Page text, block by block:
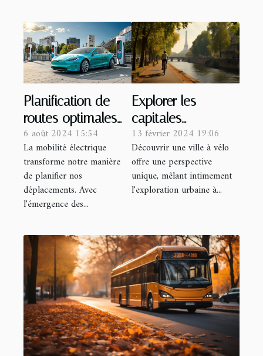
Planification de
routes optimales
avec des voitures
électriques en
location
6 août 2024 15:54
La mobilité électrique
transforme notre manière
de planifier nos
déplacements. Avec
l'émergence des...
Explorer les
capitales
européennes en
vélo : un guide
pour les
cyclotouristes
13 février 2024 19:06
Découvrir une ville à vélo
offre une perspective
unique, mêlant intimement
l'exploration urbaine à...